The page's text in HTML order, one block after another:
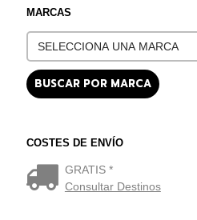
MARCAS
COSTES DE ENVÍO
GRATIS *
Consultar Destinos